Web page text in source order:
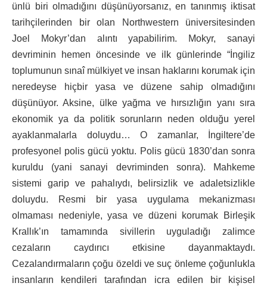
ünlü biri olmadığını düşünüyorsanız, en tanınmış iktisat
tarihçilerinden bir olan Northwestern üniversitesinden
Joel Mokyr’dan alıntı yapabilirim. Mokyr, sanayi
devriminin hemen öncesinde ve ilk günlerinde “İngiliz
toplumunun sınaî mülkiyet ve insan haklarını korumak için
neredeyse hiçbir yasa ve düzene sahip olmadığını
düşünüyor. Aksine, ülke yağma ve hırsızlığın yanı sıra
ekonomik ya da politik sorunların neden olduğu yerel
ayaklanmalarla doluydu… O zamanlar, İngiltere’de
profesyonel polis gücü yoktu. Polis gücü 1830’dan sonra
kuruldu (yani sanayi devriminden sonra). Mahkeme
sistemi garip ve pahalıydı, belirsizlik ve adaletsizlikle
doluydu. Resmi bir yasa uygulama mekanizması
olmaması nedeniyle, yasa ve düzeni korumak Birleşik
Krallık’ın tamamında sivillerin uyguladığı zalimce
cezaların caydırıcı etkisine dayanmaktaydı.
Cezalandırmaların çoğu özeldi ve suç önleme çoğunlukla
insanların kendileri tarafından icra edilen bir kişisel